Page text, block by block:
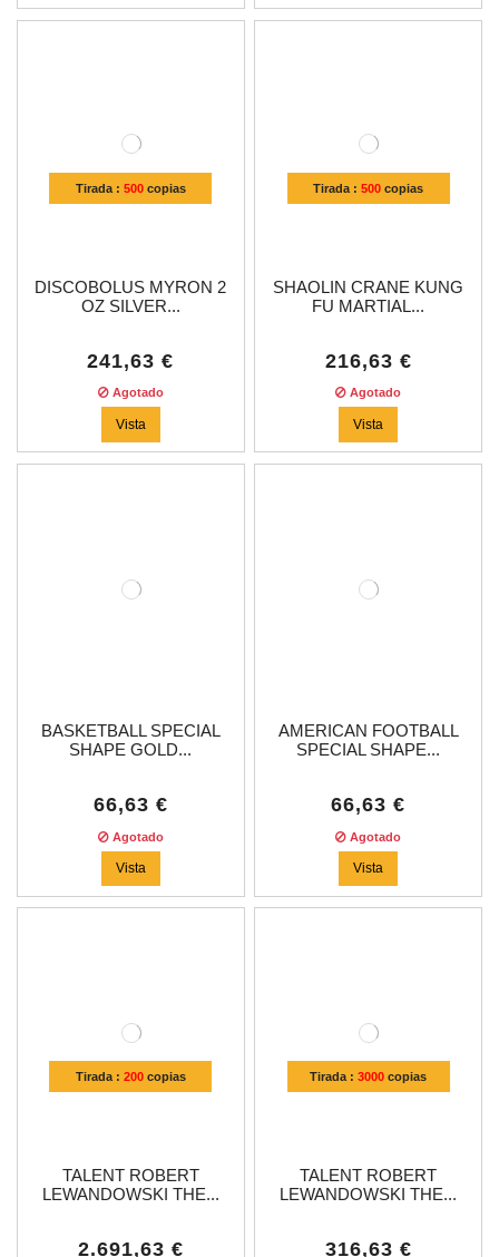
Tirada : 500copias
DISCOBOLUS MYRON 2
OZ SILVER...
241,63 €
Agotado
Vista
Tirada :500 copias
SHAOLIN CRANE KUNG
FU MARTIAL...
216,63 €
Agotado
Vista
BASKETBALL SPECIAL
SHAPE GOLD...
66,63 €
Agotado
Vista
AMERICAN FOOTBALL
SPECIAL SHAPE...
66,63 €
Agotado
Vista
Tirada : 200copias
TALENT ROBERT
LEWANDOWSKI THE...
2.691,63 €
Tirada :3000 copias
TALENT ROBERT
LEWANDOWSKI THE...
316,63 €